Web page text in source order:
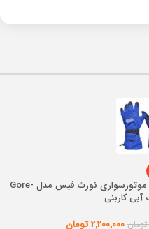
دستکش موتورسواری نورث فیس مدل Gore-
تومان 2,200,000تومان